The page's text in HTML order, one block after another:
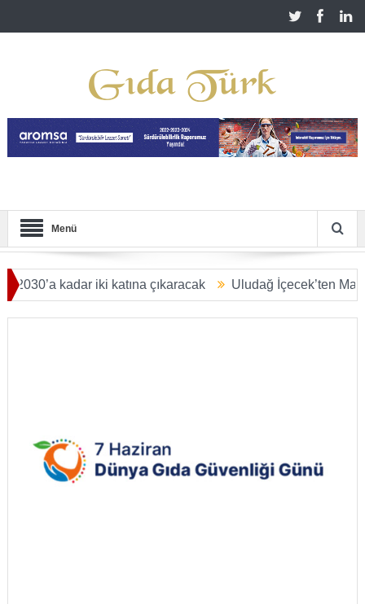
Menü
kadar iki katına çıkaracak Uludağ İçecek’ten Malatya’ya
DOLARA ULAŞACAK